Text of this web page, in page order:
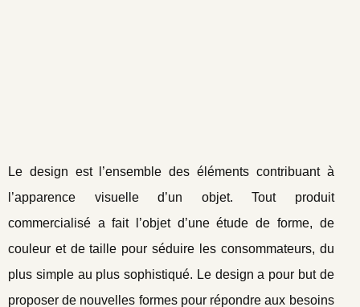
Le design est l’ensemble des éléments contribuant à
l’apparence visuelle d’un objet. Tout produit
commercialisé a fait l’objet d’une étude de forme, de
couleur et de taille pour séduire les consommateurs, du
plus simple au plus sophistiqué. Le design a pour but de
proposer de nouvelles formes pour répondre aux besoins